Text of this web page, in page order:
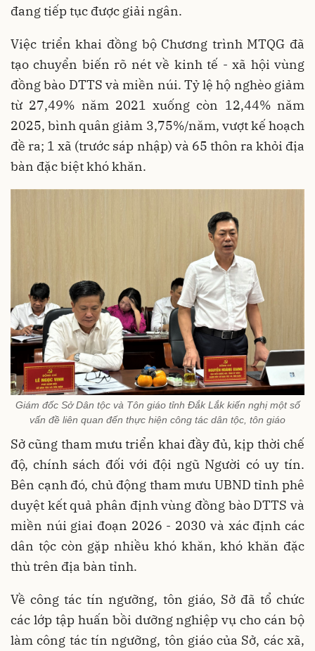
đang tiếp tục được giải ngân.
Việc triển khai đồng bộ Chương trình MTQG đã
tạo chuyển biến rõ nét về kinh tế - xã hội vùng
đồng bào DTTS và miền núi. Tỷ lệ hộ nghèo giảm
từ 27,49% năm 2021 xuống còn 12,44% năm
2025, bình quân giảm 3,75%/năm, vượt kế hoạch
đề ra; 1 xã (trước sáp nhập) và 65 thôn ra khỏi địa
bàn đặc biệt khó khăn.
Giám đốc Sở Dân tộc và Tôn giáo tỉnh Đắk Lắk kiến nghị một số
vấn đề liên quan đến thực hiện công tác dân tộc, tôn giáo
Sở cũng tham mưu triển khai đầy đủ, kịp thời chế
độ, chính sách đối với đội ngũ Người có uy tín.
Bên cạnh đó, chủ động tham mưu UBND tỉnh phê
duyệt kết quả phân định vùng đồng bào DTTS và
miền núi giai đoạn 2026 - 2030 và xác định các
dân tộc còn gặp nhiều khó khăn, khó khăn đặc
thù trên địa bàn tỉnh.
Về công tác tín ngưỡng, tôn giáo, Sở đã tổ chức
các lớp tập huấn bồi dưỡng nghiệp vụ cho cán bộ
làm công tác tín ngưỡng, tôn giáo của Sở, các xã,